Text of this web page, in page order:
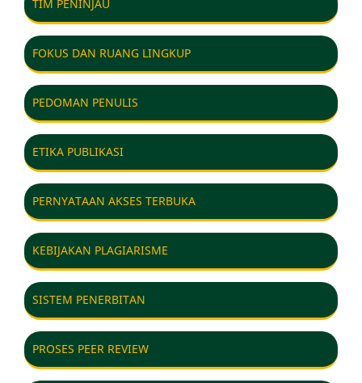
TIM PENINJAU
FOKUS DAN RUANG LINGKUP
PEDOMAN PENULIS
ETIKA PUBLIKASI
PERNYATAAN AKSES TERBUKA
KEBIJAKAN PLAGIARISME
SISTEM PENERBITAN
PROSES PEER REVIEW